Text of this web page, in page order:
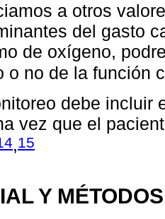
a otros
del gasto
de oxígeno,
o no de la función
debe incluir
vez que el
,15
Y MÉTODOS